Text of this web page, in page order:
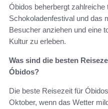
Óbidos beherbergt zahlreiche
Schokoladenfestival und das
Besucher anziehen und eine
Kultur zu erleben.
Was sind die besten
Óbidos?
Die beste Reisezeit für
Oktober, wenn das Wetter